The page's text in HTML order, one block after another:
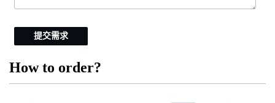
提交需求
How to order?